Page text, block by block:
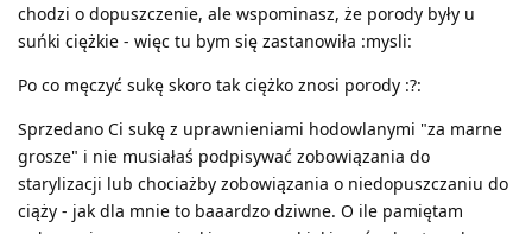
chodzi o dopuszczenie, ale wspominasz, że porody były u
suńki ciężkie - więc tu bym się zastanowiła :mysli:
Po co męczyć sukę skoro tak ciężko znosi porody :?:
Sprzedano Ci sukę z uprawnieniami hodowlanymi "za marne
grosze" i nie musiałaś podpisywać zobowiązania do
starylizacji lub chociażby zobowiązania o niedopuszczaniu do
ciąży - jak dla mnie to baaardzo dziwne. O ile pamiętam